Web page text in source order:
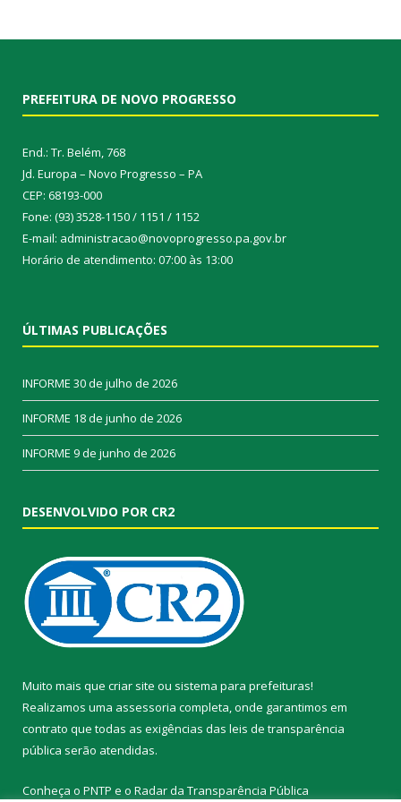
PREFEITURA DE NOVO PROGRESSO
End.: Tr. Belém, 768
Jd. Europa – Novo Progresso – PA
CEP: 68193-000
Fone: (93) 3528-1150 / 1151 / 1152
E-mail: administracao@novoprogresso.pa.gov.br
Horário de atendimento: 07:00 às 13:00
ÚLTIMAS PUBLICAÇÕES
INFORME 30 de julho de 2026
INFORME 18 de junho de 2026
INFORME 9 de junho de 2026
DESENVOLVIDO POR CR2
Muito mais que criar site ou sistema para prefeituras!
Realizamos uma assessoria completa, onde garantimos em
contrato que todas as exigências das leis de transparência
pública serão atendidas.
Conheça o PNTP e o Radar da Transparência Pública